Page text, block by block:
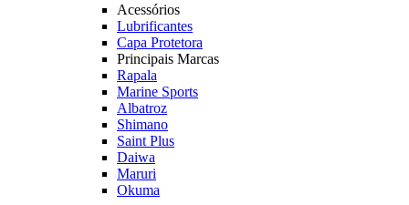
Acessórios
Lubrificantes
Capa Protetora
Principais Marcas
Rapala
Marine Sports
Albatroz
Shimano
Saint Plus
Daiwa
Maruri
Okuma